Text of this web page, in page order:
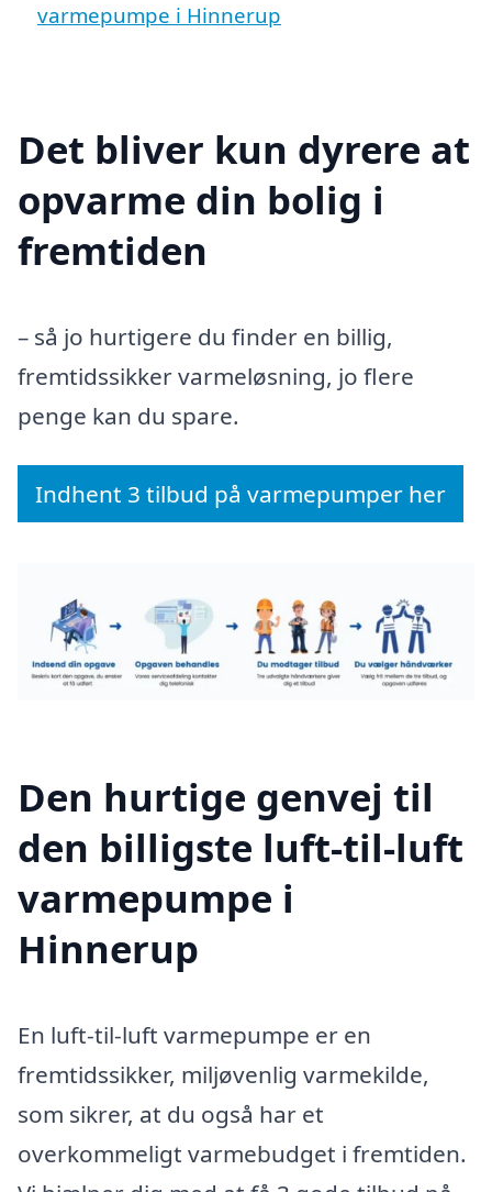
varmepumpe i Hinnerup
Det bliver kun dyrere at
opvarme din bolig i
fremtiden
– så jo hurtigere du finder en billig,
fremtidssikker varmeløsning, jo flere
penge kan du spare.
Indhent 3 tilbud på varmepumper her
Den hurtige genvej til
den billigste luft-til-luft
varmepumpe i
Hinnerup
En luft-til-luft varmepumpe er en
fremtidssikker, miljøvenlig varmekilde,
som sikrer, at du også har et
overkommeligt varmebudget i fremtiden.